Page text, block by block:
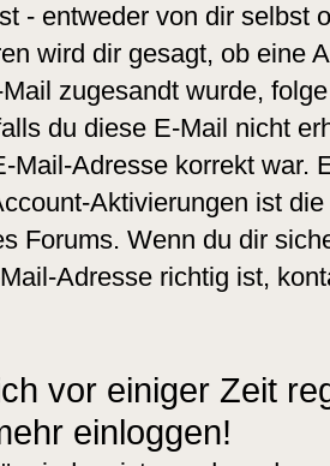
- entweder von dir selbst
wird dir gesagt, ob eine
zugesandt wurde,
du diese E-Mail nicht
Mail-Adresse korrekt war.
Aktivierungen ist
Forums. Wenn du dir
Adresse richtig ist,
vor einiger Zeit
einloggen!